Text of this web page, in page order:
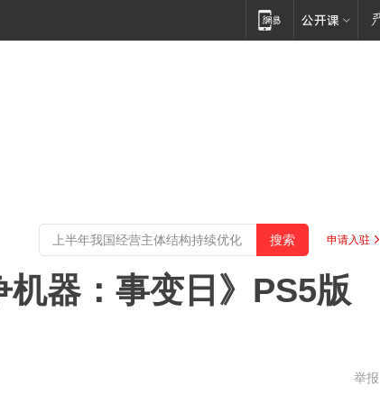
申请入驻
器：事变日》PS5版
举报